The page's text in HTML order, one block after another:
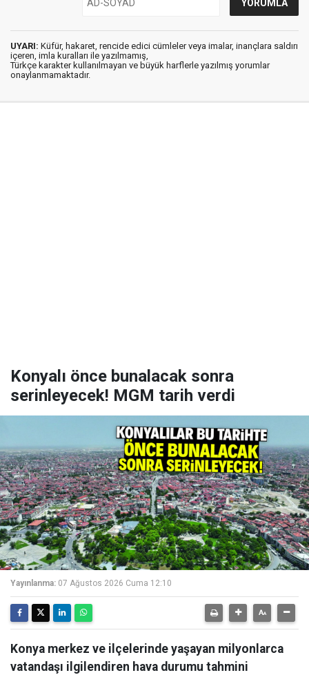
UYARI: Küfür, hakaret, rencide edici cümleler veya imalar, inançlara saldırı
içeren, imla kuralları ile yazılmamış,
Türkçe karakter kullanılmayan ve büyük harflerle yazılmış yorumlar
onaylanmamaktadır.
Konyalı önce bunalacak sonra
serinleyecek! MGM tarih verdi
Yayınlanma: 07 Ağustos 2026 Cuma 12:10
Konya merkez ve ilçelerinde yaşayan milyonlarca
vatandaşı ilgilendiren hava durumu tahmini